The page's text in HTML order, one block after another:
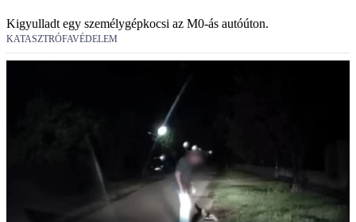
Kigyulladt egy személygépkocsi az M0-ás autóúton.
KATASZTRÓFAVÉDELEM